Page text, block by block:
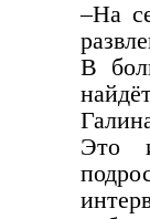
–На
В
Это